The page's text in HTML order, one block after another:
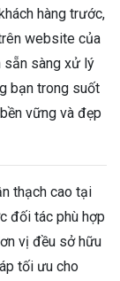
hàng trước,
website của
sẵn sàng xử lý
bạn trong suốt
vững và đẹp
thạch cao tại
đối tác phù hợp
vị đều sở hữu
tối ưu cho